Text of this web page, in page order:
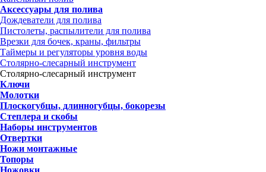
Аксессуары для полива
Дождеватели для полива
Пистолеты, распылители для полива
Врезки для бочек, краны, фильтры
Таймеры и регуляторы уровня воды
Столярно-слесарный инструмент
Столярно-слесарный инструмент
Ключи
Молотки
Плоскогубцы, длинногубцы, бокорезы
Степлера и скобы
Наборы инструментов
Отвертки
Ножи монтажные
Топоры
Ножовки